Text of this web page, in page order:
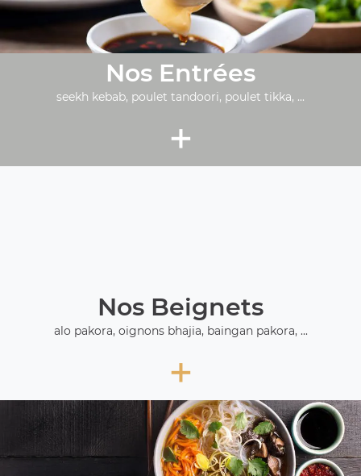
Nos Entrées
seekh kebab, poulet tandoori, poulet tikka, ...
+
Nos Beignets
alo pakora, oignons bhajia, baingan pakora, ...
+